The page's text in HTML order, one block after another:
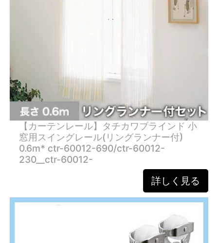
【カーテンレール】タチカワブラインド 小
窓用スイングレール(リングランナー付)
0.6m* ctr-60012-690/ctr-60012-
230__ctr-60012-
詳しく見る